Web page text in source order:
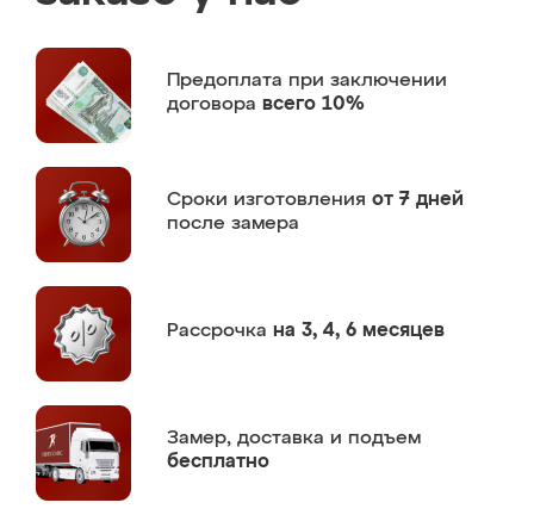
Предоплата при заключении
договора всего 10%
Сроки изготовления от 7 дней
после замера
Рассрочка на 3, 4, 6 месяцев
Замер, доставка и подъем
бесплатно